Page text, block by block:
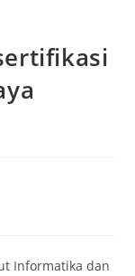
Informatika dan